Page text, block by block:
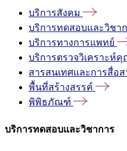
บริการสังคม
บริการทดสอบและวิชา
บริการทางการแพทย์
บริการตรวจวิเคราะห์
สารสนเทศและการสื่อส
พื้นที่สร้างสรรค์
พิพิธภัณฑ์
บริการทดสอบและวิชาการ